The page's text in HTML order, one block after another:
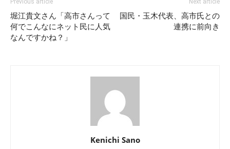
堀江貴文さん「高市さんって
何でこんなにネット民に人気
なんですかね？」
国民・玉木代表、高市氏との
連携に前向き
Kenichi Sano